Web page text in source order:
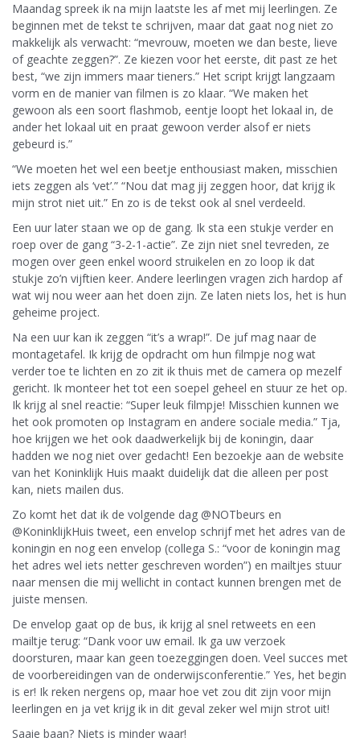
Maandag spreek ik na mijn laatste les af met mij leerlingen. Ze
beginnen met de tekst te schrijven, maar dat gaat nog niet zo
makkelijk als verwacht: “mevrouw, moeten we dan beste, lieve
of geachte zeggen?”. Ze kiezen voor het eerste, dit past ze het
best, “we zijn immers maar tieners.” Het script krijgt langzaam
vorm en de manier van filmen is zo klaar. “We maken het
gewoon als een soort flashmob, eentje loopt het lokaal in, de
ander het lokaal uit en praat gewoon verder alsof er niets
gebeurd is.”
“We moeten het wel een beetje enthousiast maken, misschien
iets zeggen als ‘vet’.” “Nou dat mag jij zeggen hoor, dat krijg ik
mijn strot niet uit.” En zo is de tekst ook al snel verdeeld.
Een uur later staan we op de gang. Ik sta een stukje verder en
roep over de gang “3-2-1-actie”. Ze zijn niet snel tevreden, ze
mogen over geen enkel woord struikelen en zo loop ik dat
stukje zo’n vijftien keer. Andere leerlingen vragen zich hardop af
wat wij nou weer aan het doen zijn. Ze laten niets los, het is hun
geheime project.
Na een uur kan ik zeggen “it’s a wrap!”. De juf mag naar de
montagetafel. Ik krijg de opdracht om hun filmpje nog wat
verder toe te lichten en zo zit ik thuis met de camera op mezelf
gericht. Ik monteer het tot een soepel geheel en stuur ze het op.
Ik krijg al snel reactie: “Super leuk filmpje! Misschien kunnen we
het ook promoten op Instagram en andere sociale media.” Tja,
hoe krijgen we het ook daadwerkelijk bij de koningin, daar
hadden we nog niet over gedacht! Een bezoekje aan de website
van het Koninklijk Huis maakt duidelijk dat die alleen per post
kan, niets mailen dus.
Zo komt het dat ik de volgende dag @NOTbeurs en
@KoninklijkHuis tweet, een envelop schrijf met het adres van de
koningin en nog een envelop (collega S.: “voor de koningin mag
het adres wel iets netter geschreven worden”) en mailtjes stuur
naar mensen die mij wellicht in contact kunnen brengen met de
juiste mensen.
De envelop gaat op de bus, ik krijg al snel retweets en een
mailtje terug: “Dank voor uw email. Ik ga uw verzoek
doorsturen, maar kan geen toezeggingen doen. Veel succes met
de voorbereidingen van de onderwijsconferentie.” Yes, het begin
is er! Ik reken nergens op, maar hoe vet zou dit zijn voor mijn
leerlingen en ja vet krijg ik in dit geval zeker wel mijn strot uit!
Saaie baan? Niets is minder waar!